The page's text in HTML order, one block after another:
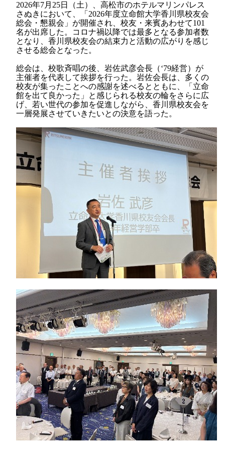
2026年7月 25日（土）、高松市のホテルマリンパレス
さぬきにおいて、「 2026年度立命館大学香川県校友会
総会・懇親会」が開催され、校友・来賓あわせて101
名が出席した。コロナ禍以降では最多となる参加者数
となり、香川県校友会の結束力と活動の広がりを感じ
させる総会となった。
総会は、校歌斉唱の後、岩佐武彦会長（‘79経営）が
主催者を代表して挨拶を行った。岩佐会長は、多くの
校友が集ったことへの感謝を述べるとともに、「立命
館を出て良かった」と感じられる校友の輪をさらに広
げ、若い世代の参加を促進しながら、香川県校友会を
一層発展させていきたいとの決意を語った。